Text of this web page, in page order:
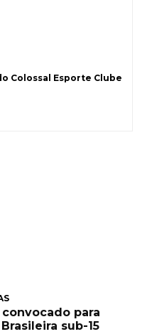
Colossal Esporte Clube
para
sub-15